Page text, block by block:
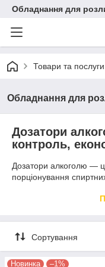
Обладнання для
Товари та послуги
Обладнання для
Дозатори
контроль,
Дозатори алкоголю —
порціонування
підвищують швидкість
подачу алкоголю,
збільшити прибутковість
Основні переваги для
Сортування
Новинка –1%